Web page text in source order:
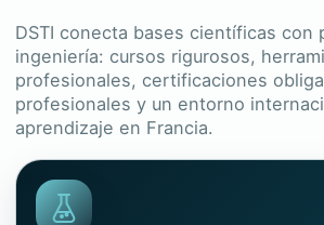
DSTI conecta bases científicas con
ingeniería: cursos rigurosos,
profesionales, certificaciones
profesionales y un entorno
aprendizaje en Francia.